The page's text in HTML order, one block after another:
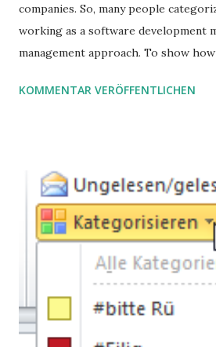
companies. So, many people
working as a software development
management approach. To show
processes.
KOMMENTAR VERÖFFENTLICHEN